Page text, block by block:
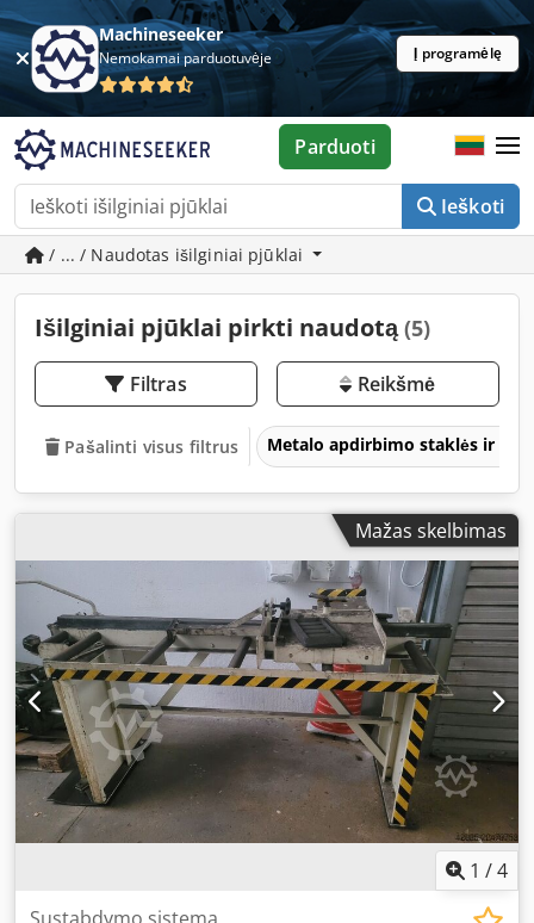
Machineseeker
Nemokamai parduotuvėje Į programėlę
Ieškoti
Parduoti
/ ... / Naudotas išilginiai pjūklai
Išilginiai pjūklai pirkti naudotą(5)
Filtras Reikšmė
Pašalinti visus filtrus Metalo apdirbimo staklės ir
Mažas skelbimas
1 /4